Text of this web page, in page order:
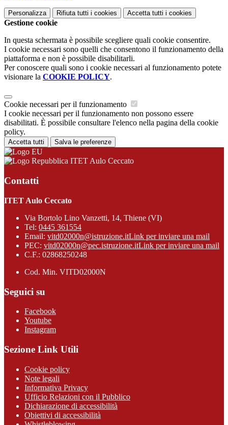
Personalizza Rifiuta tutti i cookies Accetta tutti i cookies
Gestione cookie
In questa schermata è possibile scegliere quali cookie consentire.
I cookie necessari sono quelli che consentono il funzionamento della
piattaforma e non è possibile disabilitarli.
Per conoscere quali sono i cookie necessari al funzionamento potete
visionare la COOKIE POLICY.
Cookie necessari per il funzionamento
I cookie necessari per il funzionamento non possono essere
disabilitati. È possibile consultare l'elenco nella pagina della cookie
policy.
Accetta tutti Salva le preferenze
ITET Aulo Ceccato
Contatti
ITET Aulo Ceccato
Via Bortolo Lino Vanzetti, 14, Thiene (VI)
Tel: 0445 361554
Email: vitd02000n@istruzione.itLink per inviare una mail
PEC: vitd02000n@pec.istruzione.itLink per inviare una mail
C.F.: 02868250248
Cod. Min. VITD02000N
Seguici su
Facebook
Youtube
Instagram
Sezione Link Utili
Cookie policy
Note legali
Informativa Privacy
Ufficio Relazioni con il Pubblico
Dichiarazione di accessibilità
Obiettivi di accessibilità